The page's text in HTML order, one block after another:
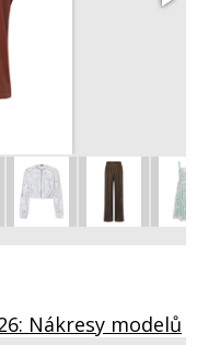
Nákresy modelů